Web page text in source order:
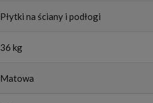
Płytki na ściany i podłogi
36 kg
Matowa